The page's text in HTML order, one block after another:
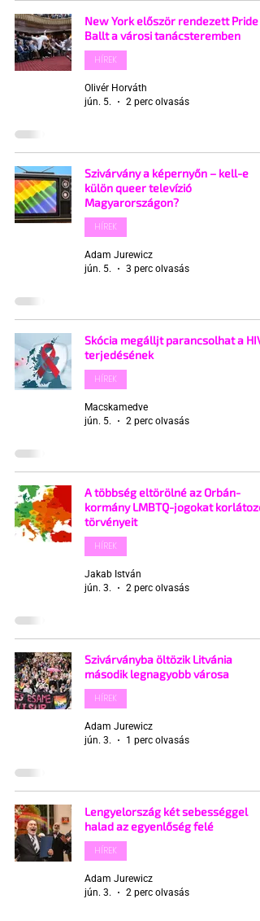
New York először rendezett Pride
Ballt a városi tanácsteremben
HÍREK
Olivér Horváth
jún. 5.
2 perc olvasás
Szivárvány a képernyőn – kell-e
külön queer televízió
Magyarországon?
HÍREK
Adam Jurewicz
jún. 5.
3 perc olvasás
Skócia megálljt parancsolhat a HIV
terjedésének
HÍREK
Macskamedve
jún. 5.
2 perc olvasás
A többség eltörölné az Orbán-
kormány LMBTQ-jogokat korlátozó
törvényeit
HÍREK
Jakab István
jún. 3.
2 perc olvasás
Szivárványba öltözik Litvánia
második legnagyobb városa
HÍREK
Adam Jurewicz
jún. 3.
1 perc olvasás
Lengyelország két sebességgel
halad az egyenlőség felé
HÍREK
Adam Jurewicz
jún. 3.
2 perc olvasás